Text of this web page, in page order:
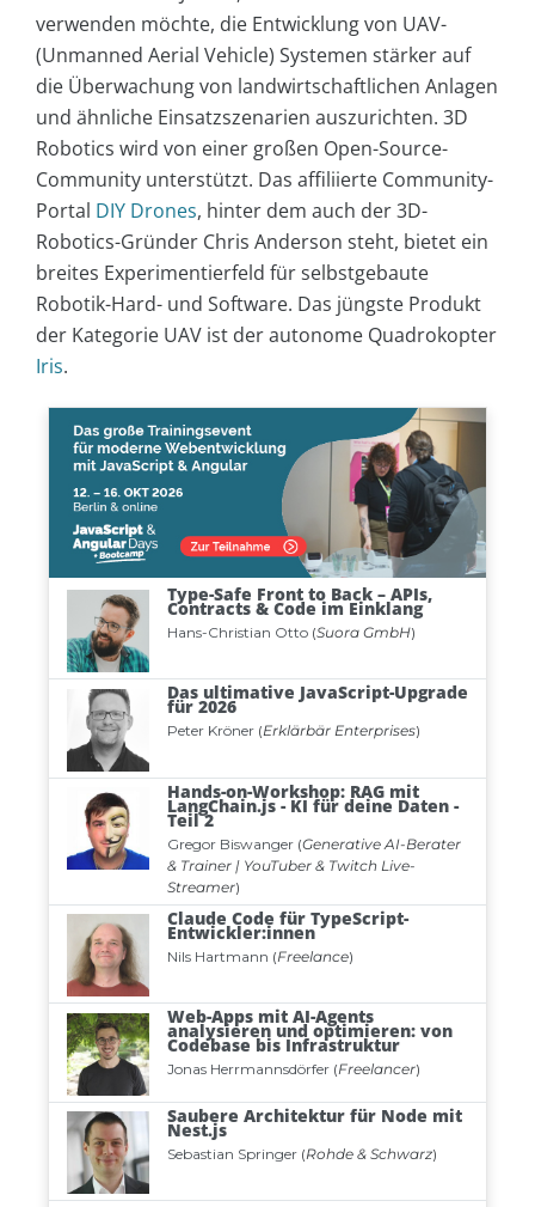
verwenden möchte, die Entwicklung von UAV-
(Unmanned Aerial Vehicle) Systemen stärker auf
die Überwachung von landwirtschaftlichen Anlagen
und ähnliche Einsatzszenarien auszurichten. 3D
Robotics wird von einer großen Open-Source-
Community unterstützt. Das affiliierte Community-
Portal DIY Drones, hinter dem auch der 3D-
Robotics-Gründer Chris Anderson steht, bietet ein
breites Experimentierfeld für selbstgebaute
Robotik-Hard- und Software. Das jüngste Produkt
der Kategorie UAV ist der autonome Quadrokopter
Iris.